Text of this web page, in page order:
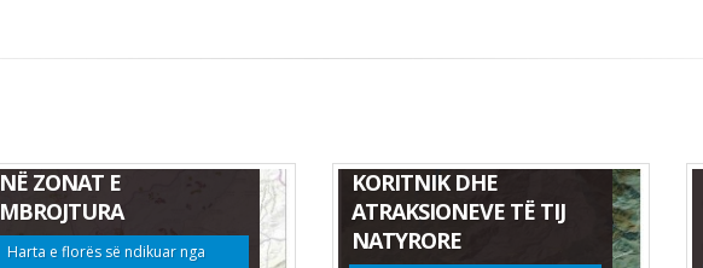
NË ZONAT E
MBROJTURA
Harta e florës së ndikuar nga
KORITNIK DHE
ATRAKSIONEVE TË TIJ
NATYRORE